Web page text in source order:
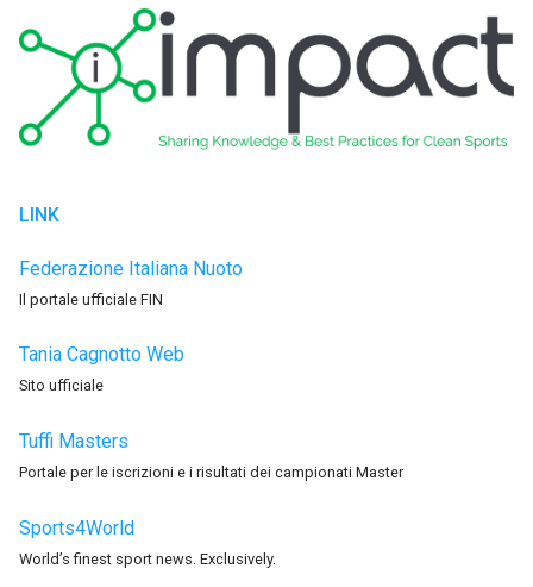
LINK
Federazione Italiana Nuoto
Il portale ufficiale FIN
Tania Cagnotto Web
Sito ufficiale
Tuffi Masters
Portale per le iscrizioni e i risultati dei campionati Master
Sports4World
World’s finest sport news. Exclusively.